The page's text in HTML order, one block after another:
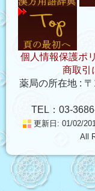
個人情報保護ポ
商取引
薬局の所在地 :
TEL：03-
更新日: 01/02/
All